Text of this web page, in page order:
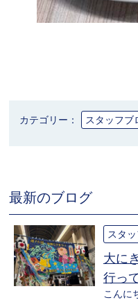
カテゴリー： スタッフブ
最新のブログ
スタ
大に
行っ
こんに